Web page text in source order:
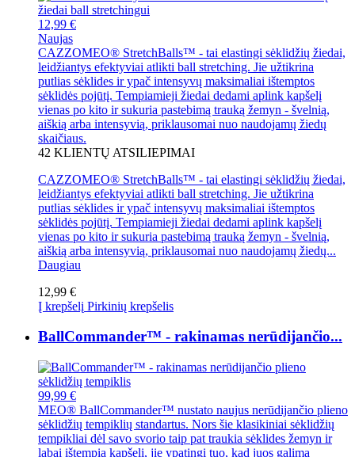
12,99 €
Naujas
CAZZOMEO® StretchBalls™ - tai elastingi sėklidžių žiedai,
leidžiantys efektyviai atlikti ball stretching. Jie užtikrina
putlias sėklides ir ypač intensyvų maksimaliai ištemptos
sėklidės pojūtį. Tempiamieji žiedai dedami aplink kapšelį
vienas po kito ir sukuria pastebimą trauką žemyn - švelnią,
aiškią arba intensyvią, priklausomai nuo naudojamų žiedų
skaičiaus.
42 KLIENTŲ ATSILIEPIMAI
CAZZOMEO® StretchBalls™ - tai elastingi sėklidžių žiedai,
leidžiantys efektyviai atlikti ball stretching. Jie užtikrina
putlias sėklides ir ypač intensyvų maksimaliai ištemptos
sėklidės pojūtį. Tempiamieji žiedai dedami aplink kapšelį
vienas po kito ir sukuria pastebimą trauką žemyn - švelnią,
aiškią arba intensyvią, priklausomai nuo naudojamų žiedų...
Daugiau
12,99 €
Į krepšelį Pirkinių krepšelis
BallCommander™ - rakinamas nerūdijančio...
99,99 €
MEO® BallCommander™ nustato naujus nerūdijančio plieno
sėklidžių tempiklių standartus. Nors šie klasikiniai sėklidžių
tempikliai dėl savo svorio taip pat traukia sėklides žemyn ir
labai ištempia kapšelį, jie ypatingi tuo, kad juos galima